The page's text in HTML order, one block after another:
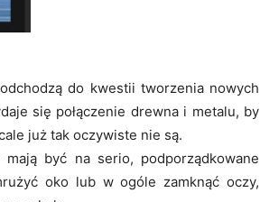
do kwestii tworzenia nowych
się połączenie drewna i metalu, by
już tak oczywiste nie są.
być na serio, podporządkowane
oko lub w ogóle zamknąć oczy,